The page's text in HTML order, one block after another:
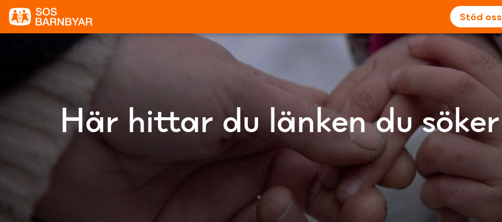
Stöd oss
Här hittar du länken du söker